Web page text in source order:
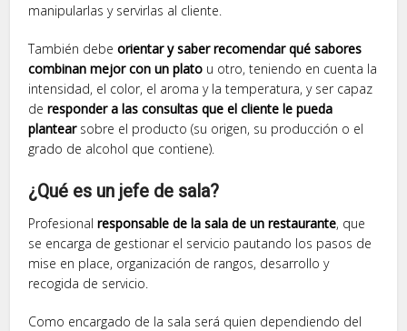
manipularlas y servirlas al cliente.
También debe orientar y saber recomendar qué sabores
combinan mejor con un plato u otro, teniendo en cuenta la
intensidad, el color, el aroma y la temperatura, y ser capaz
deresponder a las consultas que el cliente le pueda
plantear sobre el producto (su origen, su producción o el
grado de alcohol que contiene).
¿Qué es un jefe de sala?
Profesionalresponsable de la sala de un restaurante, que
se encarga de gestionar el servicio pautando los pasos de
mise en place, organización de rangos, desarrollo y
recogida de servicio.
Como encargado de la sala será quien dependiendo del